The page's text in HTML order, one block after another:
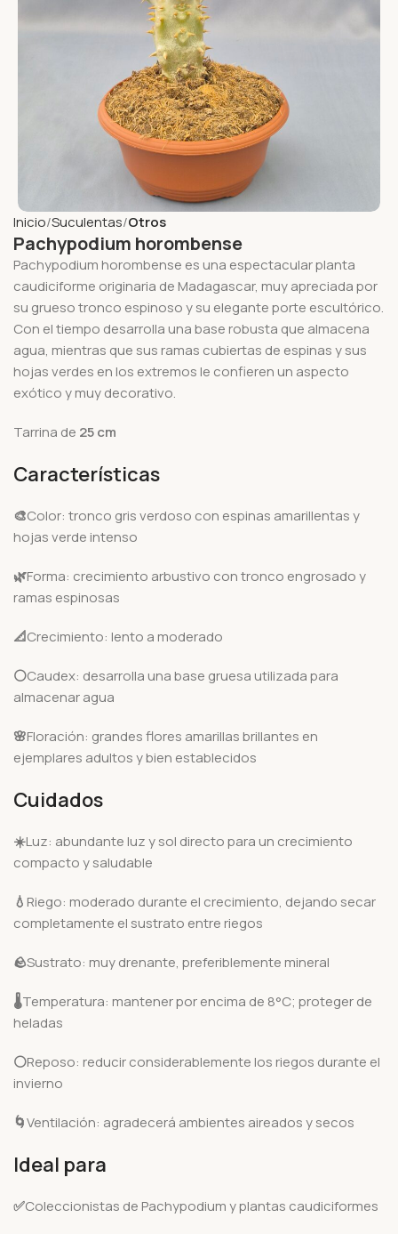
Inicio Suculentas Otros
Pachypodium horombense
Pachypodium horombense es una espectacular planta
caudiciforme originaria de Madagascar, muy apreciada por
su grueso tronco espinoso y su elegante porte escultórico.
Con el tiempo desarrolla una base robusta que almacena
agua, mientras que sus ramas cubiertas de espinas y sus
hojas verdes en los extremos le confieren un aspecto
exótico y muy decorativo.
Tarrina de 25 cm
Características
🎨Color: tronco gris verdoso con espinas amarillentas y
hojas verde intenso
🌿Forma: crecimiento arbustivo con tronco engrosado y
ramas espinosas
📐Crecimiento: lento a moderado
⚪Caudex: desarrolla una base gruesa utilizada para
almacenar agua
🌸Floración: grandes flores amarillas brillantes en
ejemplares adultos y bien establecidos
Cuidados
☀️Luz: abundante luz y sol directo para un crecimiento
compacto y saludable
💧 Riego: moderado durante el crecimiento, dejando secar
completamente el sustrato entre riegos
🪨Sustrato: muy drenante, preferiblemente mineral
🌡️Temperatura: mantener por encima de 8°C; proteger de
heladas
⚪Reposo: reducir considerablemente los riegos durante el
invierno
🌀Ventilación: agradecerá ambientes aireados y secos
Ideal para
✅Coleccionistas de Pachypodium y plantas caudiciformes